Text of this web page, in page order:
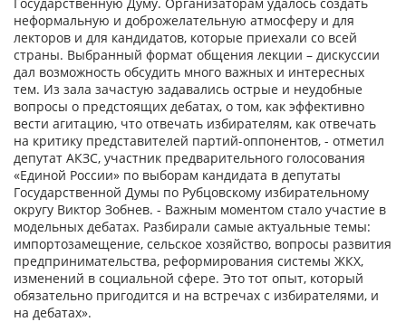
неформальную и доброжелательную атмосферу и для
лекторов и для кандидатов, которые приехали со всей
страны. Выбранный формат общения лекции – дискуссии
дал возможность обсудить много важных и интересных
тем. Из зала зачастую задавались острые и неудобные
вопросы о предстоящих дебатах, о том, как эффективно
вести агитацию, что отвечать избирателям, как отвечать
на критику представителей партий-оппонентов, - отметил
депутат АКЗС, участник предварительного голосования
«Единой России» по выборам кандидата в депутаты
Государственной Думы по Рубцовскому избирательному
округу Виктор Зобнев. - Важным моментом стало участие в
модельных дебатах. Разбирали самые актуальные темы:
импортозамещение, сельское хозяйство, вопросы развития
предпринимательства, реформирования системы ЖКХ,
изменений в социальной сфере. Это тот опыт, который
обязательно пригодится и на встречах с избирателями, и
на дебатах».